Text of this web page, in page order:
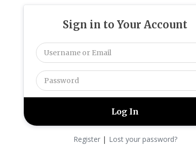
Sign in to Your Account
Register| Lost your password?